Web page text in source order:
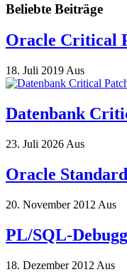
Beliebte Beiträge
Oracle Critical
18. Juli 2019 Aus
Datenbank
23. Juli 2026 Aus
Oracle
20. November 2012 Aus
PL/SQL-
18. Dezember 2012 Aus